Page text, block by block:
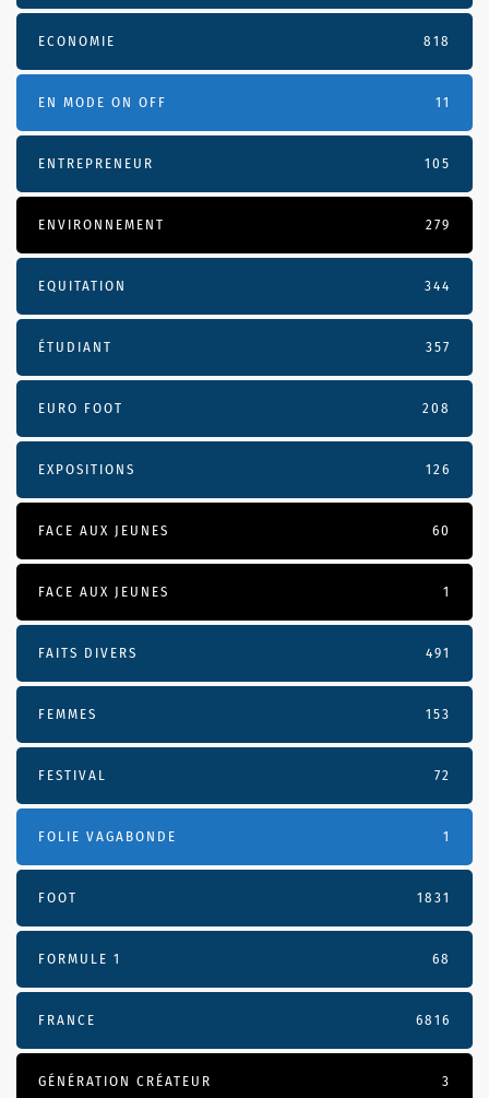
ECONOMIE 818
EN MODE ON OFF 11
ENTREPRENEUR 105
ENVIRONNEMENT 279
EQUITATION 344
ÉTUDIANT 357
EURO FOOT 208
EXPOSITIONS 126
FACE AUX JEUNES 60
FACE AUX JEUNES 1
FAITS DIVERS 491
FEMMES 153
FESTIVAL 72
FOLIE VAGABONDE 1
FOOT 1831
FORMULE 1 68
FRANCE 6816
GÉNÉRATION CRÉATEUR 3